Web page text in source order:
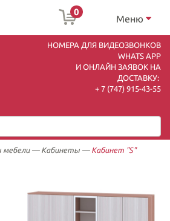
0
Меню
НОМЕРА ДЛЯ ВИДЕОЗВОНКОВ
WHATS APP
И ОНЛАЙН ЗАЯВОК НА
ДОСТАВКУ:
+ 7 (747) 915-43-55
— Кабинеты — Кабинет "S"